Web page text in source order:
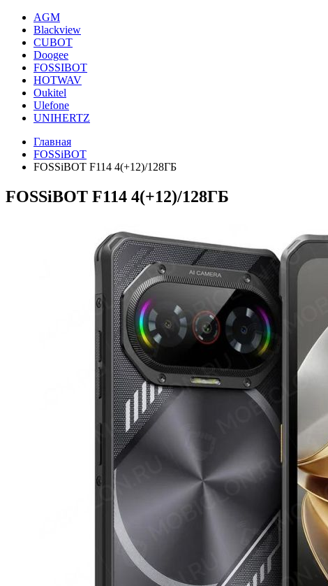
AGM
Blackview
CUBOT
Doogee
FOSSIBOT
HOTWAV
Oukitel
Ulefone
UNIHERTZ
Главная
FOSSiBOT
FOSSiBOT F114 4(+12)/128ГБ
FOSSiBOT F114 4(+12)/128ГБ